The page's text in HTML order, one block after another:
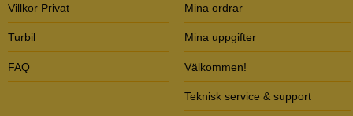
Villkor Privat
Turbil
FAQ
Mina ordrar
Mina uppgifter
Välkommen!
Teknisk service & support